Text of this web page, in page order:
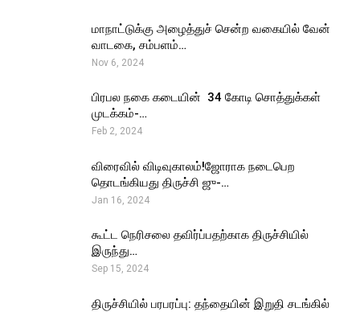
மாநாட்டுக்கு அழைத்துச் சென்ற வகையில் வேன்
வாடகை, சம்பளம்…
Nov 6, 2024
பிரபல நகை கடையின் ₹ 34 கோடி சொத்துக்கள்
முடக்கம்-…
Feb 2, 2024
விரைவில் விடிவுகாலம்!ஜோராக நடைபெற
தொடங்கியது திருச்சி ஜு-…
Jan 16, 2024
கூட்ட நெரிசலை தவிர்ப்பதற்காக திருச்சியில்
இருந்து…
Sep 15, 2024
திருச்சியில் பரபரப்பு: தந்தையின் இறுதி சடங்கில்